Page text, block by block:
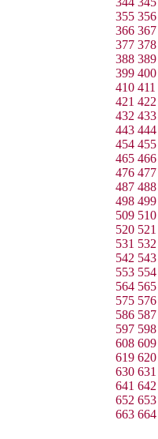
355 356
366 367
377 378
388 389
399 400
410 411
421 422
432 433
443 444
454 455
465 466
476 477
487 488
498 499
509 510
520 521
531 532
542 543
553 554
564 565
575 576
586 587
597 598
608 609
619 620
630 631
641 642
652 653
663 664